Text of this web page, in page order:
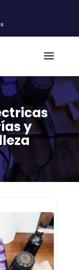
y